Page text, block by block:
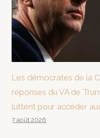
Les démocrates de la
réponses du VA de
luttent pour accéder
7 août 2026